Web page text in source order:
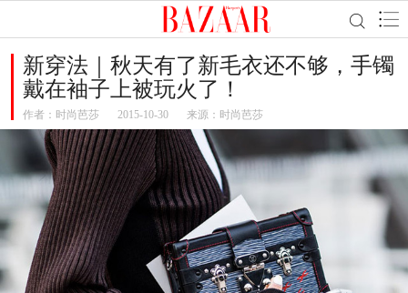
新穿法｜秋天有了新毛衣还不够，手镯
戴在袖子上被玩火了！
作者： 时尚芭莎 2015-10-30 来源：时尚芭莎